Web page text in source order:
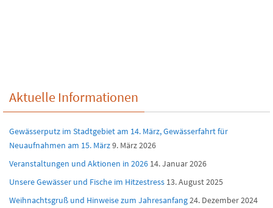
Aktuelle Informationen
Gewässerputz im Stadtgebiet am 14. März, Gewässerfahrt für
Neuaufnahmen am 15. März9. März 2026
Veranstaltungen und Aktionen in 2026 14. Januar 2026
Unsere Gewässer und Fische im Hitzestress 13. August 2025
Weihnachtsgruß und Hinweise zum Jahresanfang24. Dezember 2024